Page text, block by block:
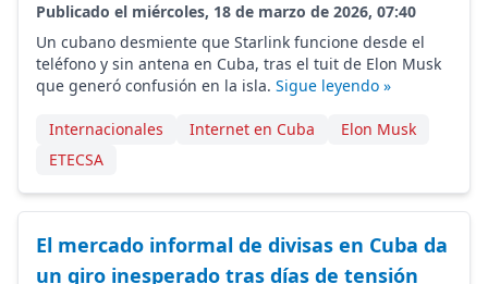
Publicado el miércoles, 18 de marzo de 2026, 07:40
Un cubano desmiente que Starlink funcione desde el
teléfono y sin antena en Cuba, tras el tuit de Elon Musk
que generó confusión en la isla. Sigue leyendo »
Internacionales Internet en Cuba
Elon Musk
ETECSA
El mercado informal de divisas en Cuba da
un giro inesperado tras días de tensión